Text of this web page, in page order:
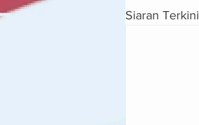
Siaran Terkini